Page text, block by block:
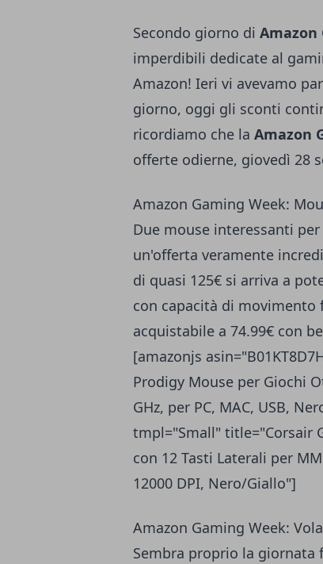
Secondo giorno di Amazon
imperdibili dedicate al
Amazon! Ieri vi avevamo
giorno, oggi gli sconti
ricordiamo che la Amazon
offerte odierne, giovedì 28
Amazon Gaming Week:
Due mouse interessanti
un'offerta veramente
di quasi 125€ si arriva a
con capacità di movimento
acquistabile a 74.99€ con
[amazonjs
Prodigy Mouse per Giochi
GHz, per PC, MAC, USB,
tmpl="Small" title="Corsair
con 12 Tasti Laterali per
12000 DPI, Nero/Giallo"]
Amazon Gaming Week:
Sembra proprio la